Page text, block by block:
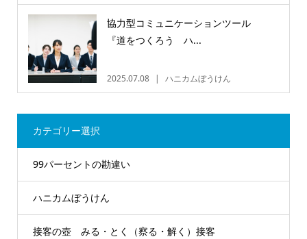
協力型コミュニケーションツール
『道をつくろう ハ...
2025.07.08 ハニカムぼうけん
カテゴリー選択
99パーセントの勘違い
ハニカムぼうけん
接客の壺 みる・とく（察る・解く）接客